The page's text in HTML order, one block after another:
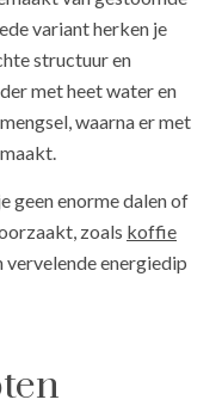
variant herken je
structuur en
met heet water en
waarna er met
geen enorme dalen of
zoals koffie
vervelende energiedip